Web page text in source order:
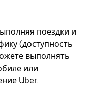
поездки и
(доступность
выполнять
или
Uber.